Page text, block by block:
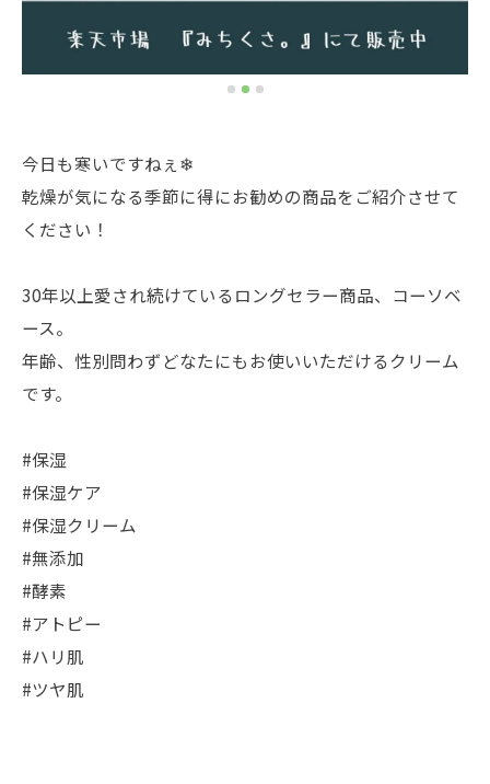
今日も寒いですねぇ❄
乾燥が気になる季節に得にお勧めの商品をご紹介させて
ください！
30年以上愛され続けているロングセラー商品、コーソベ
ース。
年齢、性別問わずどなたにもお使いいただけるクリーム
です。
#保湿
#保湿ケア
#保湿クリーム
#無添加
#酵素
#アトピー
#ハリ肌
#ツヤ肌